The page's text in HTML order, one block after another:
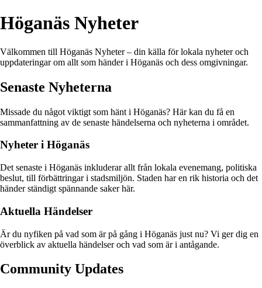
Höganäs Nyheter
Välkommen till Höganäs Nyheter – din källa för lokala nyheter och
uppdateringar om allt som händer i Höganäs och dess omgivningar.
Senaste Nyheterna
Missade du något viktigt som hänt i Höganäs? Här kan du få en
sammanfattning av de senaste händelserna och nyheterna i området.
Nyheter i Höganäs
Det senaste i Höganäs inkluderar allt från lokala evenemang, politiska
beslut, till förbättringar i stadsmiljön. Staden har en rik historia och det
händer ständigt spännande saker här.
Aktuella Händelser
Är du nyfiken på vad som är på gång i Höganäs just nu? Vi ger dig en
överblick av aktuella händelser och vad som är i antågande.
Community Updates